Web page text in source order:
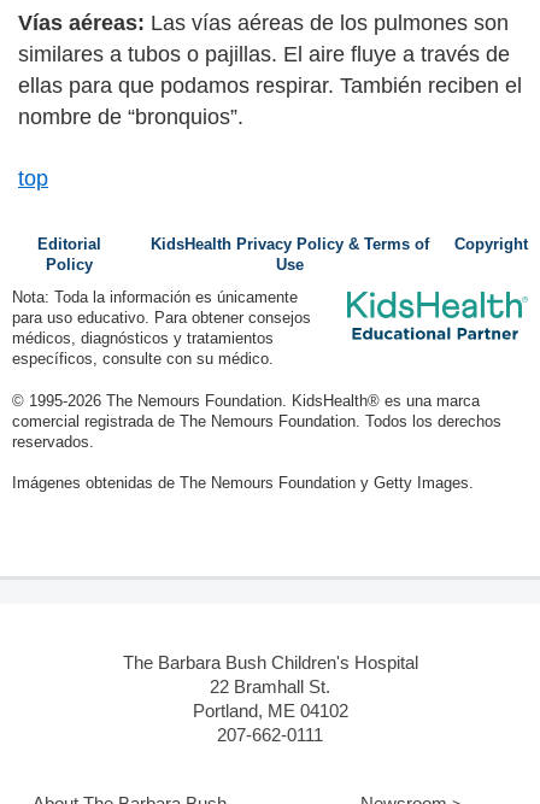
Vías aéreas: Las vías aéreas de los pulmones son
similares a tubos o pajillas. El aire fluye a través de
ellas para que podamos respirar. También reciben el
nombre de “bronquios”.
top
Editorial
Policy
KidsHealth Privacy Policy & Terms of
Use
Copyright
Nota: Toda la información es únicamente
para uso educativo. Para obtener consejos
médicos, diagnósticos y tratamientos
específicos, consulte con su médico.
© 1995-2026 The Nemours Foundation. KidsHealth® es una marca
comercial registrada de The Nemours Foundation. Todos los derechos
reservados.
Imágenes obtenidas de The Nemours Foundation y Getty Images.
The Barbara Bush Children's Hospital
22 Bramhall St.
Portland, ME 04102
207-662-0111